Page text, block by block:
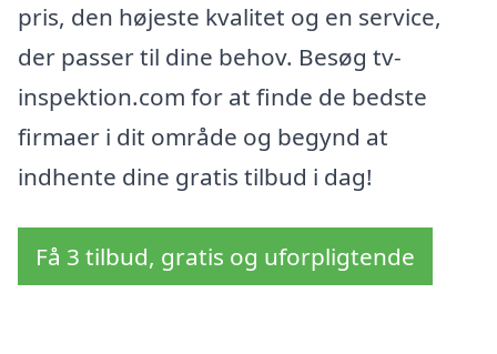
pris, den højeste kvalitet og en service,
der passer til dine behov. Besøg tv-
inspektion.com for at finde de bedste
firmaer i dit område og begynd at
indhente dine gratis tilbud i dag!
Få 3 tilbud, gratis og uforpligtende